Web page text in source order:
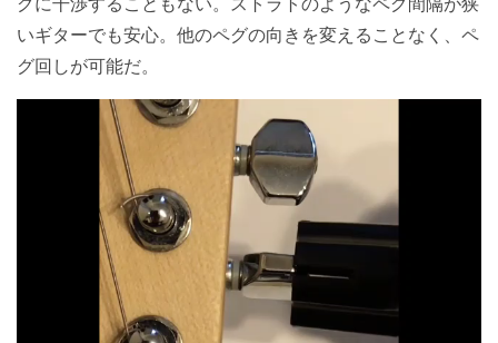
いギターでも安心。他のペグの向きを変えることなく、ペ
グ回しが可能だ。